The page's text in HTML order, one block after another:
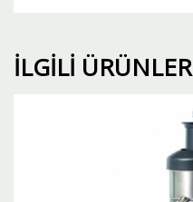
İLGILI ÜRÜNLER